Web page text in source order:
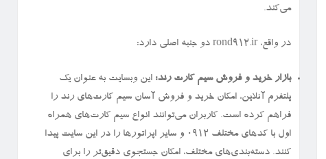
می‌کند.
در واقع، rond912.ir دو جنبه اصلی دارد:
بازار خرید و فروش سیم کارت رند: این وبسایت به عنوان یک
پلتفرم آنلاین، امکان خرید و فروش آسان سیم کارت‌های رند را
فراهم کرده است. کاربران می‌توانند انواع سیم کارت‌های همراه
اول با کدهای مختلف ۰۹۱۲ و سایر اپراتورها را در این سایت پیدا
کنند. دسته‌بندی‌های مختلف، امکان جستجوی دقیق‌تر را برای